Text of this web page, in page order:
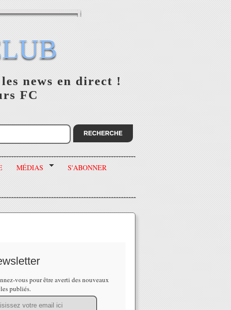
news en direct !
FC
MÉDIAS S'ABONNER
vous pour être averti des nouveaux
publiés.